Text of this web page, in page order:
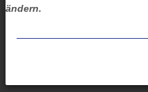
ändern.